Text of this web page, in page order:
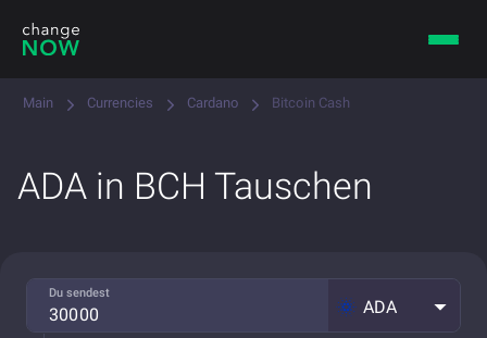
Main Currencies Cardano Bitcoin Cash
ADA in BCH Tauschen
Du sendest
ADA